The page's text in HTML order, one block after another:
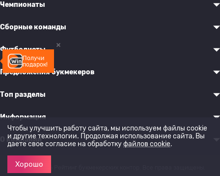
Получи
подарок!
Чемпионаты
Сборные команды
Футболисты
Предложения букмекеров
Топ разделы
Информация
О компании
© 2022-2026 Рейтинг букмекерских контор. Все права защищены.
Чтобы улучшить работу сайта, мы используем файлы cookie
и другие технологии. Продолжая использование сайта, Вы
даете свое согласие на обработкуфайлов cookie.
Хорошо